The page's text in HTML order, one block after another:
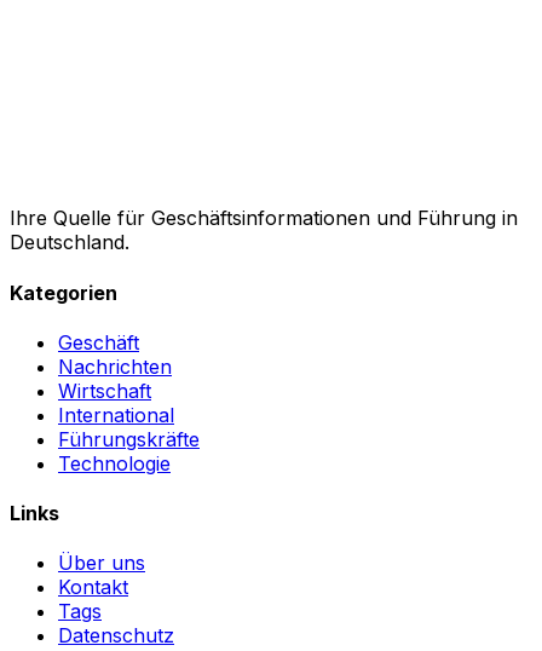
Ihre Quelle für Geschäftsinformationen und Führung in
Deutschland.
Kategorien
Geschäft
Nachrichten
Wirtschaft
International
Führungskräfte
Technologie
Links
Über uns
Kontakt
Tags
Datenschutz